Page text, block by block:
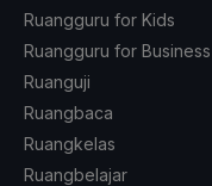
Ruangguru for Kids
Ruangguru for Business
Ruanguji
Ruangbaca
Ruangkelas
Ruangbelajar